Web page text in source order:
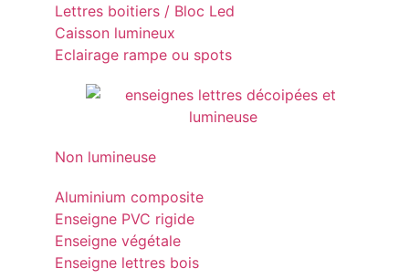
Lettres boitiers / Bloc Led
Caisson lumineux
Eclairage rampe ou spots
Non lumineuse
Aluminium composite
Enseigne PVC rigide
Enseigne végétale
Enseigne lettres bois